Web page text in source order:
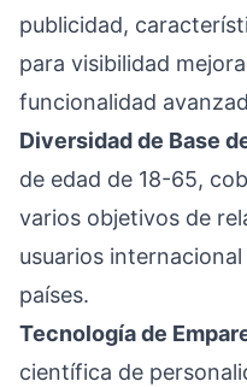
publicidad,
para visibilidad
funcionalidad
Diversidad de Base
de edad de 18-65,
varios objetivos de
usuarios
países.
Tecnología de
científica de